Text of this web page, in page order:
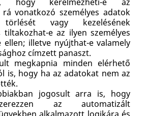
vonatkozó személyes adatok
törlését vagy kezelésének
tiltakozhat-e az ilyen személyes
ellen; illetve nyújthat-e valamely
címzett panaszt.
minden elérhető
is, hogy ha az adatokat nem az
jogosult arra is, hogy
az automatizált